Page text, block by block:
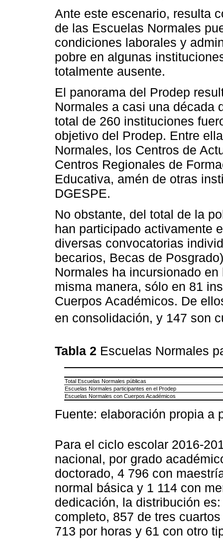
Ante este escenario, resulta
de las Escuelas Normales
condiciones laborales y
pobre en algunas
totalmente ausente.
El panorama del Prodep
Normales a casi una década
total de 260 instituciones
objetivo del Prodep. Entre
Normales, los Centros de
Centros Regionales de
Educativa, amén de otras
DGESPE.
No obstante, del total de la
han participado activamente
diversas convocatorias
becarios, Becas de
Normales ha incursionado
misma manera, sólo en 81
Cuerpos Académicos. De
en consolidación, y 147 son
Tabla 2 Escuelas Normales
Total Escuelas Normales públicas
Escuelas Normales participantes en el Prodep
Escuelas Normales con Cuerpos Académicos
Fuente: elaboración propia a
Para el ciclo escolar 2016-
nacional, por grado
doctorado, 4 796 con
normal básica y 1 114 con
dedicación, la distribución
completo, 857 de tres
713 por horas y 61 con otro